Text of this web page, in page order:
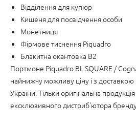
Відділення для купюр
Кишеня для посвідчення особи
Монетниця
Фірмове тиснення Piquadro
Блакитна окантовка B2
Портмоне Piquadro BL SQUARE /
найнижчу можливу ціну і з доставкою
України. Тільки оригінальна
ексклюзивного дистриб'ютора